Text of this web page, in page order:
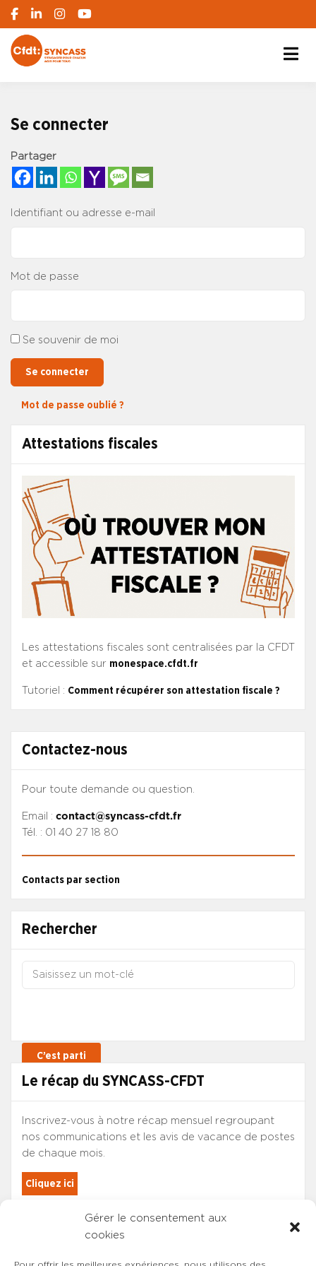
Gérer le consentement aux
cookies
Attestations fiscales
Les attestations fiscales sont centralisées par la CFDT
et accessible sur monespace.cfdt.fr
Tutoriel : Comment récupérer son attestation fiscale ?
Contactez-nous
Pour toute demande ou question.
Email : contact@syncass-cfdt.fr
Tél. : 01 40 27 18 80
Contacts par section
Se connecter
Partager
Identifiant ou adresse e-mail
Mot de passe
Se souvenir de moi
Se connecter
Mot de passe oublié ?
Rechercher
Le récap du SYNCASS-CFDT
Inscrivez-vous à notre récap mensuel regroupant
nos communications et les avis de vacance de postes
de chaque mois.
Cliquez ici
Les adhérents du SYNCASS-CFDT
sont automatiquement inscrits.